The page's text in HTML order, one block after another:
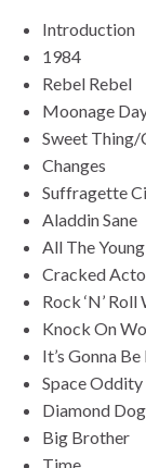
Introduction
1984
Rebel Rebel
Moonage
Sweet Thing/
Changes
Suffragette
Aladdin Sane
All The
Cracked
Rock ‘N’
Knock On
It’s Gonna
Space Oddity
Diamond
Big Brother